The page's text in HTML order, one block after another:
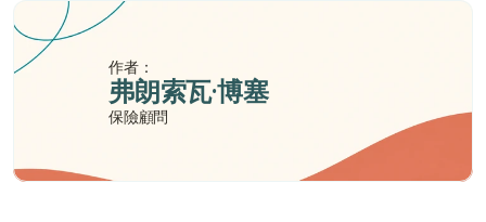
作者：
弗朗索瓦·博塞
保險顧問